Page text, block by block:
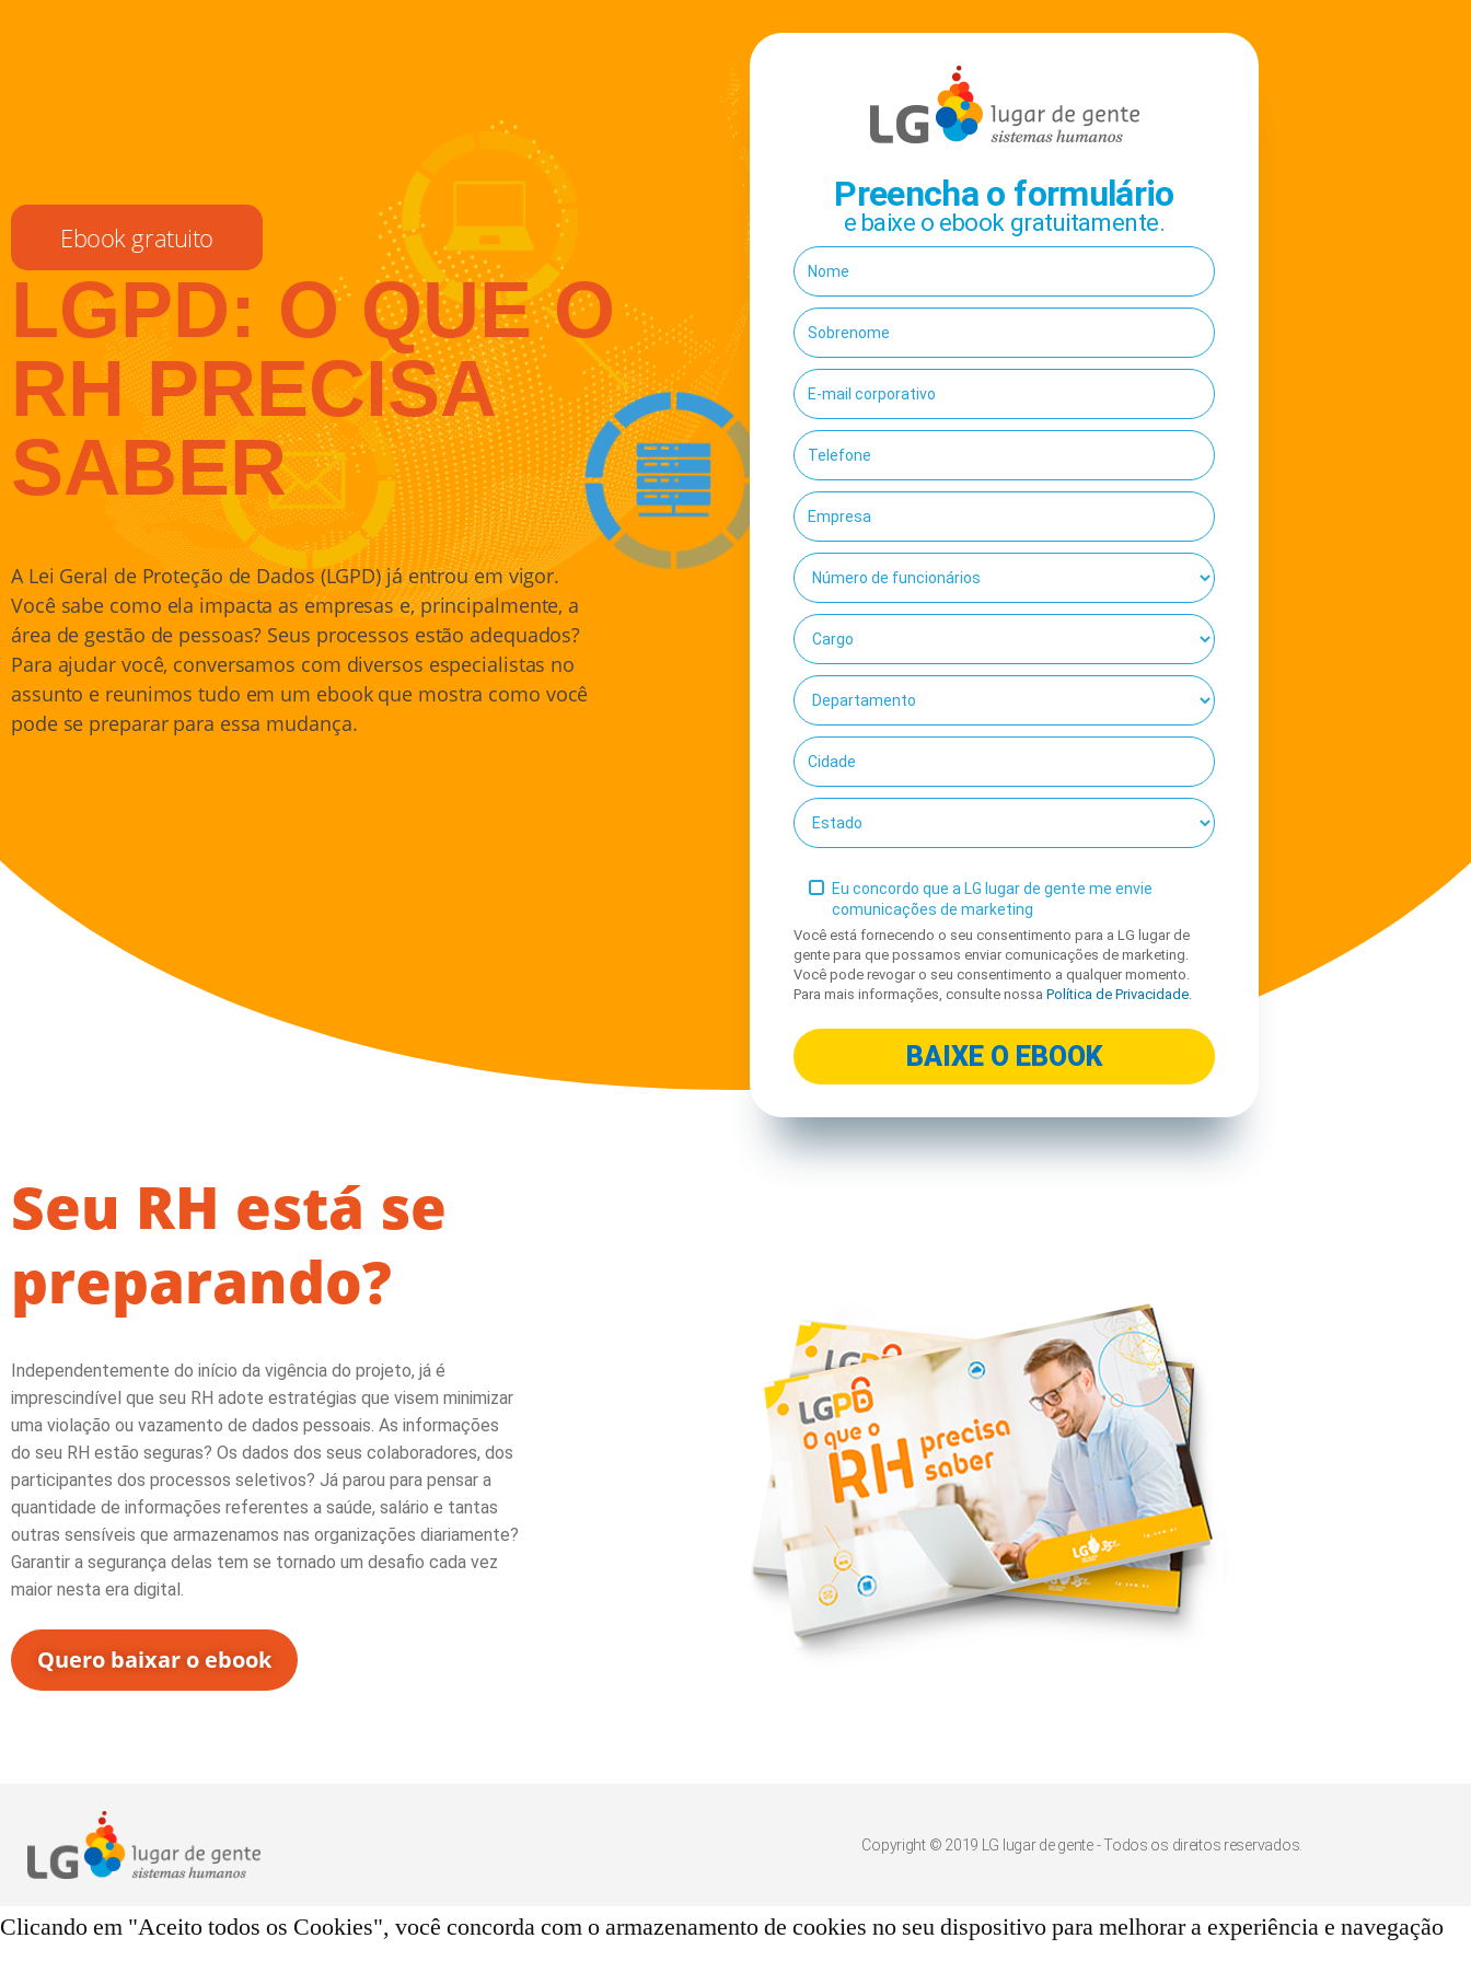
Ebook gratuito
LGPD: O QUE O
RH PRECISA
SABER
A Lei Geral de Proteção de Dados (LGPD) já entrou em vigor.
Você sabe como ela impacta as empresas e, principalmente, a
área de gestão de pessoas? Seus processos estão adequados?
Para ajudar você, conversamos com diversos especialistas no
assunto e reunimos tudo em um ebook que mostra como você
pode se preparar para essa mudança.
Preencha o formulário
e baixe o ebook gratuitamente.
Eu concordo que a LG lugar de gente me envie
comunicações de marketing
Você está fornecendo o seu consentimento para a LG lugar de
gente para que possamos enviar comunicações de marketing.
Você pode revogar o seu consentimento a qualquer momento.
Para mais informações, consulte nossa Política de Privacidade.
Seu RH está se
preparando?
Independentemente do início da vigência do projeto, já é
imprescindível que seu RH adote estratégias que visem minimizar
uma violação ou vazamento de dados pessoais. As informações
do seu RH estão seguras? Os dados dos seus colaboradores, dos
participantes dos processos seletivos? Já parou para pensar a
quantidade de informações referentes a saúde, salário e tantas
outras sensíveis que armazenamos nas organizações diariamente?
Garantir a segurança delas tem se tornado um desafio cada vez
maior nesta era digital.
Quero baixar o ebook
Copyright © 2019 LG lugar de gente - Todos os direitos reservados.
Clicando em "Aceito todos os Cookies", você concorda com o armazenamento de cookies no seu dispositivo para melhorar a experiência e navegação